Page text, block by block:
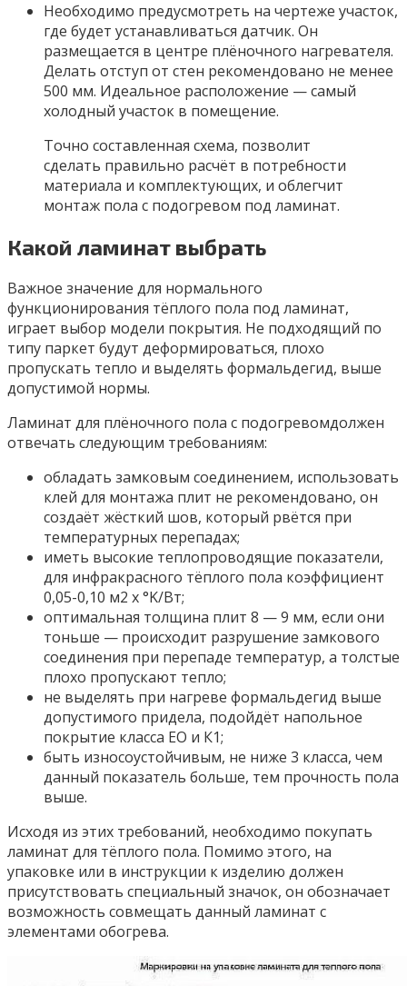
Необходимо предусмотреть на чертеже участок,
где будет устанавливаться датчик. Он
размещается в центре плёночного нагревателя.
Делать отступ от стен рекомендовано не менее
500 мм. Идеальное расположение — самый
холодный участок в помещение.
Точно составленная схема, позволит
сделать правильно расчёт в потребности
материала и комплектующих, и облегчит
монтаж пола с подогревом под ламинат.
Какой ламинат выбрать
Важное значение для нормального
функционирования тёплого пола под ламинат,
играет выбор модели покрытия. Не подходящий по
типу паркет будут деформироваться, плохо
пропускать тепло и выделять формальдегид, выше
допустимой нормы.
Ламинат для плёночного пола с подогревомдолжен
отвечать следующим требованиям:
обладать замковым соединением, использовать
клей для монтажа плит не рекомендовано, он
создаёт жёсткий шов, который рвётся при
температурных перепадах;
иметь высокие теплопроводящие показатели,
для инфракрасного тёплого пола коэффициент
0,05-0,10 м2 х °K/Вт;
оптимальная толщина плит 8 — 9 мм, если они
тоньше — происходит разрушение замкового
соединения при перепаде температур, а толстые
плохо пропускают тепло;
не выделять при нагреве формальдегид выше
допустимого придела, подойдёт напольное
покрытие класса ЕО и К1;
быть износоустойчивым, не ниже 3 класса, чем
данный показатель больше, тем прочность пола
выше.
Исходя из этих требований, необходимо покупать
ламинат для тёплого пола. Помимо этого, на
упаковке или в инструкции к изделию должен
присутствовать специальный значок, он обозначает
возможность совмещать данный ламинат с
элементами обогрева.